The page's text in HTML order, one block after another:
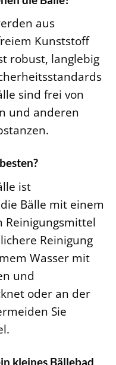
aus
Kunststoff
robust, langlebig
sind frei von
und anderen
ist
Bälle mit einem
Reinigungsmittel
Reinigung
Wasser mit
und
oder an der
Sie
kleines Bällebad